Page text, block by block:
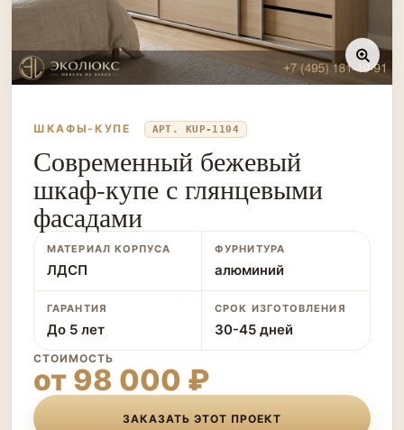
ШКАФЫ-КУПЕ АРТ. KUP-1104
Современный бежевый
шкаф-купе с глянцевыми
фасадами
МАТЕРИАЛ КОРПУСА
ЛДСП
ФУРНИТУРА
алюминий
ГАРАНТИЯ
До 5 лет
СРОК ИЗГОТОВЛЕНИЯ
30-45 дней
СТОИМОСТЬ
от 98 000 ₽
ЗАКАЗАТЬ ЭТОТ ПРОЕКТ